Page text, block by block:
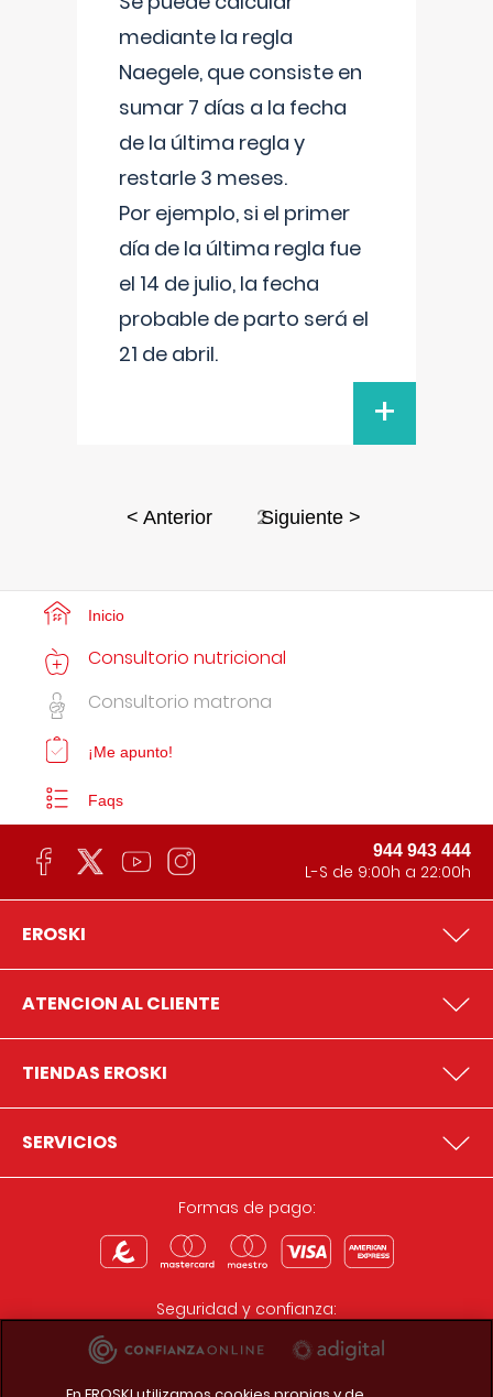
mediante la regla
Naegele, que consiste en
sumar 7 días a la fecha
de la última regla y
restarle 3 meses.
Por ejemplo, si el primer
día de la última regla fue
el 14 de julio, la fecha
probable de parto será el
21 de abril.
+
< Anterior 2Siguiente >
Inicio
Consultorio nutricional
Consultorio matrona
¡Me apunto!
Faqs
944 943 444
L-S de 9:00h a 22:00h
EROSKI
ATENCION AL CLIENTE
TIENDAS EROSKI
SERVICIOS
Formas de pago:
Seguridad y confianza: